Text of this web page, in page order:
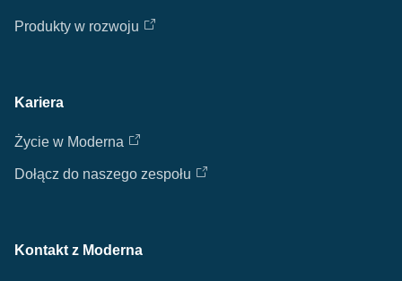
Produkty w rozwoju
Kariera
Życie w Moderna
Dołącz do naszego zespołu
Kontakt z Moderna